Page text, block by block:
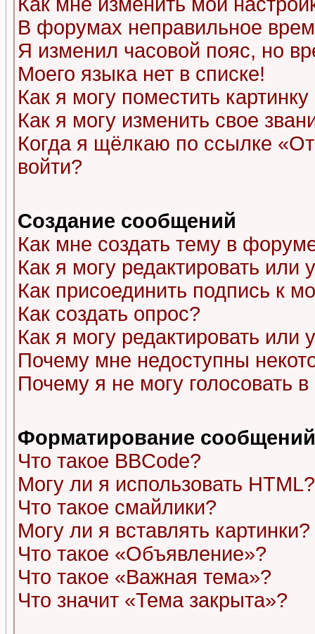
В форумах неправильное
Я изменил часовой пояс, но
Моего языка нет в списке!
Как я могу поместить
Как я могу изменить свое
Когда я щёлкаю по ссылке
войти?
Создание сообщений
Как мне создать тему в
Как я могу редактировать или
Как присоединить подпись к
Как создать опрос?
Как я могу редактировать или
Почему мне недоступны
Почему я не могу голосовать
Форматирование
Что такое BBCode?
Могу ли я использовать HTML?
Что такое смайлики?
Могу ли я вставлять картинки?
Что такое «Объявление»?
Что такое «Важная тема»?
Что значит «Тема закрыта»?